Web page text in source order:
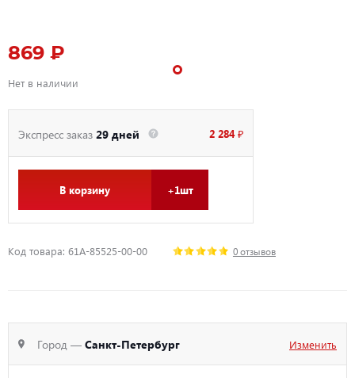
869 ₽
Нет в наличии
Экспресс заказ 29 дней 2 284 ₽
В корзину +1шт
Код товара: 61A-85525-00-00 0 отзывов
Город — Санкт-Петербург Изменить